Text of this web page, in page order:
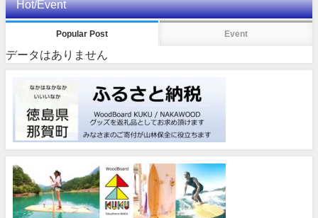
Hot/Event
Popular Post Event
データはありません